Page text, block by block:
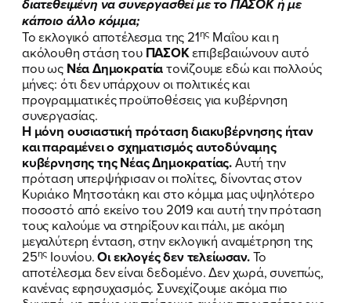
διατεθειμένη να συνεργασθεί με το ΠΑΣΟΚ ή με
κάποιο άλλο κόμμα;
Το εκλογικό αποτέλεσμα της 21ης Μαΐου και η
ακόλουθη στάση του ΠΑΣΟΚεπιβεβαιώνουν αυτό
που ως Νέα Δημοκρατίατονίζουμε εδώ και πολλούς
μήνες: ότι δεν υπάρχουν οι πολιτικές και
προγραμματικές προϋποθέσεις για κυβέρνηση
συνεργασίας.
Η μόνη ουσιαστική πρόταση διακυβέρνησης ήταν
και παραμένει ο σχηματισμός αυτοδύναμης
κυβέρνησης της Νέας Δημοκρατίας.Αυτή την
πρόταση υπερψήφισαν οι πολίτες, δίνοντας στον
Κυριάκο Μητσοτάκη και στο κόμμα μας υψηλότερο
ποσοστό από εκείνο του 2019 και αυτή την πρόταση
τους καλούμε να στηρίξουν και πάλι, με ακόμη
μεγαλύτερη ένταση, στην εκλογική αναμέτρηση της
25ης Ιουνίου.Οι εκλογές δεν τελείωσαν.Το
αποτέλεσμα δεν είναι δεδομένο. Δεν χωρά, συνεπώς,
κανένας εφησυχασμός. Συνεχίζουμε ακόμα πιο